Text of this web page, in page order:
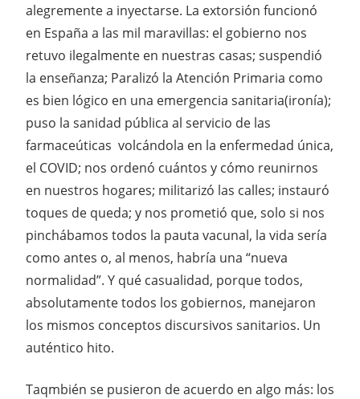
alegremente a inyectarse. La extorsión funcionó
en España a las mil maravillas: el gobierno nos
retuvo ilegalmente en nuestras casas; suspendió
la enseñanza; Paralizó la Atención Primaria como
es bien lógico en una emergencia sanitaria(ironía);
puso la sanidad pública al servicio de las
farmaceúticas volcándola en la enfermedad única,
el COVID; nos ordenó cuántos y cómo reunirnos
en nuestros hogares; militarizó las calles; instauró
toques de queda; y nos prometió que, solo si nos
pinchábamos todos la pauta vacunal, la vida sería
como antes o, al menos, habría una “nueva
normalidad”. Y qué casualidad, porque todos,
absolutamente todos los gobiernos, manejaron
los mismos conceptos discursivos sanitarios. Un
auténtico hito.
Taqmbién se pusieron de acuerdo en algo más: los